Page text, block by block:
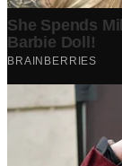
Berita